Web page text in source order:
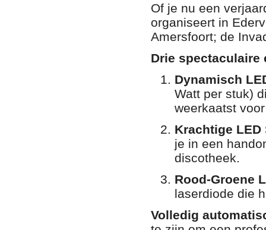
Of je nu een
organiseert in
Amersfoort; de
Drie spectaculaire
Dynamisch
Watt per stuk)
weerkaatst
Krachtige
je in een
discotheek.
Rood-Groene
laserdiode die
Volledig